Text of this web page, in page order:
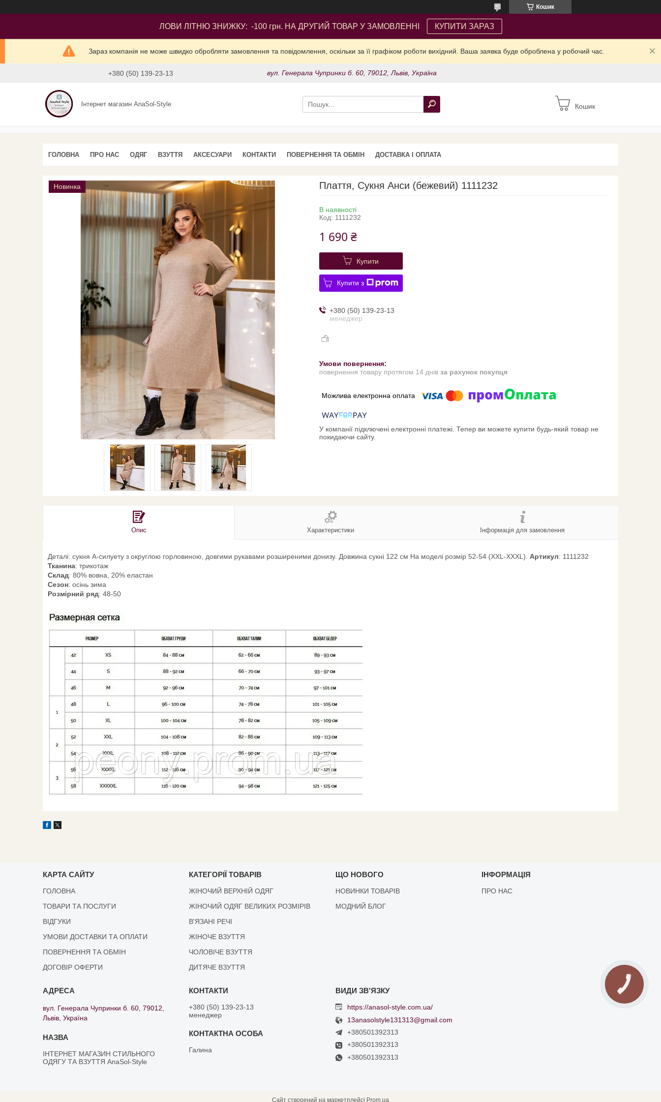
Кошик
ЛОВИ ЛІТНЮ ЗНИЖКУ: -100 грн. НА ДРУГИЙ ТОВАР У ЗАМОВЛЕННІ КУПИТИ ЗАРАЗ
Зараз компанія не може швидко обробляти замовлення та повідомлення, оскільки за її графіком роботи вихідний. Ваша заявка буде оброблена у робочий час.
+380 (50) 139-23-13 вул. Генерала Чупринки б. 60, 79012, Львів, Україна
Інтернет магазин AnaSol-Style Кошик
ГОЛОВНА ПРО НАС ОДЯГ ВЗУТТЯ АКСЕСУАРИ КОНТАКТИ ПОВЕРНЕННЯ ТА ОБМІН ДОСТАВКА І ОПЛАТА
Новинка Плаття, Сукня Анси (бежевий) 1111232
В наявності
Код: 1111232
1 690 ₴
Купити
Купити з
+380 (50) 139-23-13
менеджер
повернення товару протягом 14 днів за рахунок покупця
У компанії підключені електронні платежі. Тепер ви можете купити будь-який товар не
покидаючи сайту.
Опис Характеристики Інформація для замовлення
Деталі: сукня А-силуету з округлою горловиною, довгими рукавами розширеними донизу. Довжина сукні 122 см На моделі розмір 52-54 (XXL-XXXL). Артикул: 1111232
Тканина: трикотаж
Склад: 80% вовна, 20% еластан
Сезон: осінь зима
Розмірний ряд: 48-50
КАРТА САЙТУ
ГОЛОВНА
ТОВАРИ ТА ПОСЛУГИ
ВІДГУКИ
УМОВИ ДОСТАВКИ ТА ОПЛАТИ
ПОВЕРНЕННЯ ТА ОБМІН
ДОГОВІР ОФЕРТИ
КАТЕГОРІЇ ТОВАРІВ
ЖІНОЧИЙ ВЕРХНІЙ ОДЯГ
ЖІНОЧИЙ ОДЯГ ВЕЛИКИХ РОЗМІРІВ
В'ЯЗАНІ РЕЧІ
ЖІНОЧЕ ВЗУТТЯ
ЧОЛОВІЧЕ ВЗУТТЯ
ДИТЯЧЕ ВЗУТТЯ
ЩО НОВОГО
НОВИНКИ ТОВАРІВ
МОДНИЙ БЛОГ
ІНФОРМАЦІЯ
ПРО НАС
вул. Генерала Чупринки б. 60, 79012,
Львів, Україна
ІНТЕРНЕТ МАГАЗИН СТИЛЬНОГО
ОДЯГУ ТА ВЗУТТЯ AnaSol-Style
+380 (50) 139-23-13
менеджер
Галина
https://anasol-style.com.ua/
13anasolstyle131313@gmail.com
+380501392313
+380501392313
+380501392313
Сайт створений на маркетплейсі Prom.ua
КНОПКА
ЗВ'ЯЗКУ